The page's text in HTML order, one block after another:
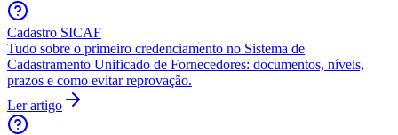
Cadastro SICAF
Tudo sobre o primeiro credenciamento no Sistema de
Cadastramento Unificado de Fornecedores: documentos, níveis,
prazos e como evitar reprovação.
Ler artigo